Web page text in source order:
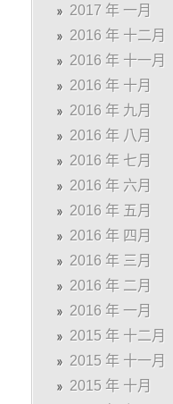
2017 年 一月
2016 年 十二月
2016 年 十一月
2016 年 十月
2016 年 九月
2016 年 八月
2016 年 七月
2016 年 六月
2016 年 五月
2016 年 四月
2016 年 三月
2016 年 二月
2016 年 一月
2015 年 十二月
2015 年 十一月
2015 年 十月